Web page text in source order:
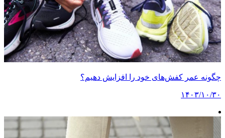
چگونه عمر کفش‌های خود را افزایش دهیم؟
۱۴۰۳/۱۰/۳۰